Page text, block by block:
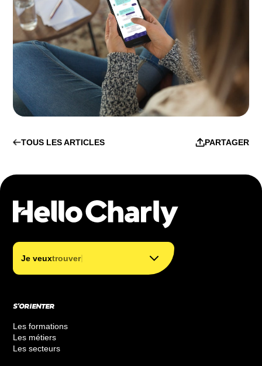
TOUS LES ARTICLES PARTAGER
Je veuxtrouver ma
trouver mon métier
financer ma formation
S’ORIENTER
Les formations
Les métiers
Les secteurs